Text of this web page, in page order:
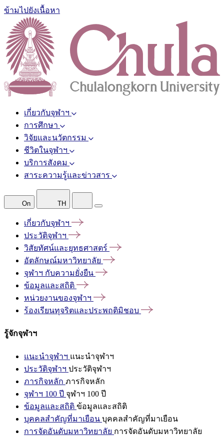
ข้ามไปยังเนื้อหา
เกี่ยวกับจุฬาฯ
การศึกษา
วิจัยและนวัตกรรม
ชีวิตในจุฬาฯ
บริการสังคม
สาระความรู้และข่าวสาร
On TH
เกี่ยวกับจุฬาฯ
ประวัติจุฬาฯ
วิสัยทัศน์และยุทธศาสตร์
อัตลักษณ์มหาวิทยาลัย
จุฬาฯ กับความยั่งยืน
ข้อมูลและสถิติ
หน่วยงานของจุฬาฯ
ร้องเรียนทุจริตและประพฤติมิชอบ
รู้จักจุฬาฯ
แนะนำจุฬาฯ แนะนำจุฬาฯ
ประวัติจุฬาฯ ประวัติจุฬาฯ
ภารกิจหลัก ภารกิจหลัก
จุฬาฯ 100 ปี จุฬาฯ 100 ปี
ข้อมูลและสถิติ ข้อมูลและสถิติ
บุคคลสำคัญที่มาเยือน บุคคลสำคัญที่มาเยือน
การจัดอันดับมหาวิทยาลัย การจัดอันดับมหาวิทยาลัย